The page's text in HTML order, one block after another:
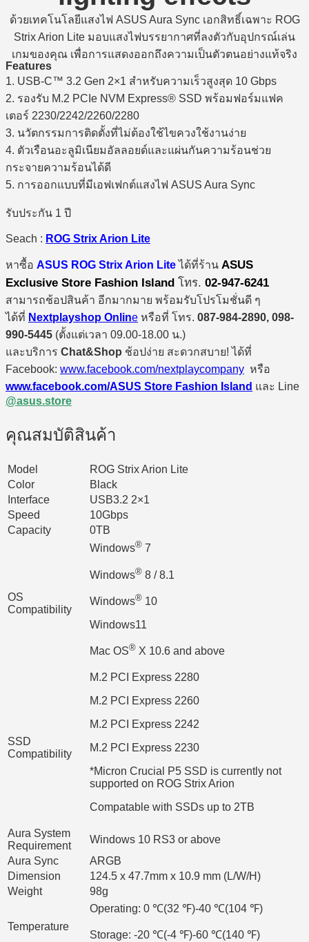
ด้วยเทคโนโลยีแสงไฟ ASUS Aura Sync เอกสิทธิ์เฉพาะ ROG
Strix Arion Lite มอบแสงไฟบรรยากาศที่ลงตัวกับอุปกรณ์เล่น
เกมของคุณ เพื่อการแสดงออกถึงความเป็นตัวตนอย่างแท้จริง
Features
1. USB-C™ 3.2 Gen 2×1 สำหรับความเร็วสูงสุด 10 Gbps
2. รองรับ M.2 PCIe NVM Express® SSD พร้อมฟอร์มแฟค
เตอร์ 2230/2242/2260/2280
3. นวัตกรรมการติดตั้งที่ไม่ต้องใช้ไขควงใช้งานง่าย
4. ตัวเรือนอะลูมิเนียมอัลลอยด์และแผ่นกันความร้อนช่วย
กระจายความร้อนได้ดี
5. การออกแบบที่มีเอฟเฟกต์แสงไฟ ASUS Aura Sync
รับประกัน 1 ปี
Seach : ROG Strix Arion Lite
หาซื้อ ASUS ROG Strix Arion Liteได้ที่ร้าน ASUS
Exclusive Store Fashion Island โทร. 02-947-6241
สามารถช้อปสินค้า อีกมากมาย พร้อมรับโปรโมชั่นดี ๆ
ได้ที่ Nextplayshop Online หรือที่ โทร. 087-984-2890, 098-
990-5445 (ตั้งแต่เวลา 09.00-18.00 น.)
และบริการ Chat&Shop ช้อปง่าย สะดวกสบาย! ได้ที่
Facebook: www.facebook.com/nextplaycompany หรือ
www.facebook.com/ASUS Store Fashion Island และ Line
@asus.store
คุณสมบัติสินค้า
Model
ROG Strix Arion Lite
Color
Black
Interface
USB3.2 2×1
Speed
10Gbps
Capacity
0TB
OS
Compatibility
Windows® 7
Windows® 8 / 8.1
Windows® 10
Windows11
Mac OS® X 10.6 and above
SSD
Compatibility
M.2 PCI Express 2280
M.2 PCI Express 2260
M.2 PCI Express 2242
M.2 PCI Express 2230
*Micron Crucial P5 SSD is currently not
supported on ROG Strix Arion
Compatable with SSDs up to 2TB
Aura System
Requirement
Windows 10 RS3 or above
Aura Sync
ARGB
Dimension
124.5 x 47.7mm x 10.9 mm (L/W/H)
Weight
98g
Temperature
Operating: 0 ℃(32 ℉)-40 ℃(104 ℉)
Storage: -20 ℃(-4 ℉)-60 ℃(140 ℉)